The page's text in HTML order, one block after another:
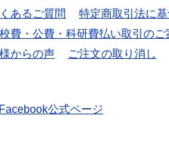
あるご質問
特定商取引法に
校費・公費・科研費払い取引のご
からの声 ご注文の取り消し
Facebook公式ページ